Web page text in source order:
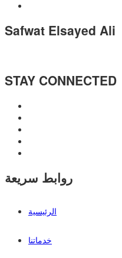
Safwat Elsayed Ali
STAY CONNECTED
روابط سريعة
الرئيسية
خدماتنا